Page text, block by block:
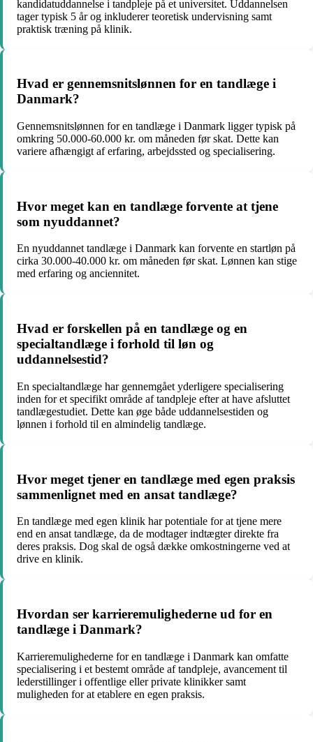
kandidatuddannelse i tandpleje på et universitet. Uddannelsen
tager typisk 5 år og inkluderer teoretisk undervisning samt
praktisk træning på klinik.
Hvad er gennemsnitslønnen for en tandlæge i
Danmark?
Gennemsnitslønnen for en tandlæge i Danmark ligger typisk på
omkring 50.000-60.000 kr. om måneden før skat. Dette kan
variere afhængigt af erfaring, arbejdssted og specialisering.
Hvor meget kan en tandlæge forvente at tjene
som nyuddannet?
En nyuddannet tandlæge i Danmark kan forvente en startløn på
cirka 30.000-40.000 kr. om måneden før skat. Lønnen kan stige
med erfaring og anciennitet.
Hvad er forskellen på en tandlæge og en
specialtandlæge i forhold til løn og
uddannelsestid?
En specialtandlæge har gennemgået yderligere specialisering
inden for et specifikt område af tandpleje efter at have afsluttet
tandlægestudiet. Dette kan øge både uddannelsestiden og
lønnen i forhold til en almindelig tandlæge.
Hvor meget tjener en tandlæge med egen praksis
sammenlignet med en ansat tandlæge?
En tandlæge med egen klinik har potentiale for at tjene mere
end en ansat tandlæge, da de modtager indtægter direkte fra
deres praksis. Dog skal de også dække omkostningerne ved at
drive en klinik.
Hvordan ser karrieremulighederne ud for en
tandlæge i Danmark?
Karrieremulighederne for en tandlæge i Danmark kan omfatte
specialisering i et bestemt område af tandpleje, avancement til
lederstillinger i offentlige eller private klinikker samt
muligheden for at etablere en egen praksis.